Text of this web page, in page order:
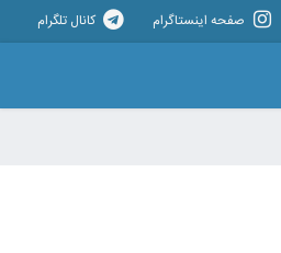
کانال تلگرام صفحه اینستاگرام